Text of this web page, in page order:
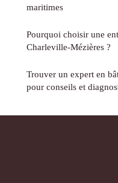
maritimes
Pourquoi choisir une
Charleville-Mézières ?
Trouver un expert en
pour conseils et